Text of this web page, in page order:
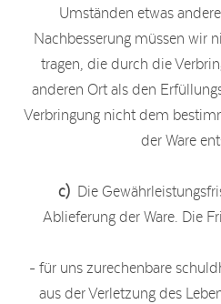
Umständen etwas
Nachbesserung müssen wir
tragen, die durch die
anderen Ort als den
Verbringung nicht dem
der Ware
c) Die
Ablieferung der Ware. Die
- für uns zurechenbare
aus der Verletzung des